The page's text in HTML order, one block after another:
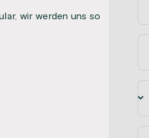
wir werden uns so